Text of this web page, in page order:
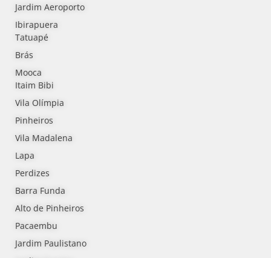
Jardim Aeroporto
Ibirapuera
Tatuapé
Brás
Mooca
Itaim Bibi
Vila Olímpia
Pinheiros
Vila Madalena
Lapa
Perdizes
Barra Funda
Alto de Pinheiros
Pacaembu
Jardim Paulistano